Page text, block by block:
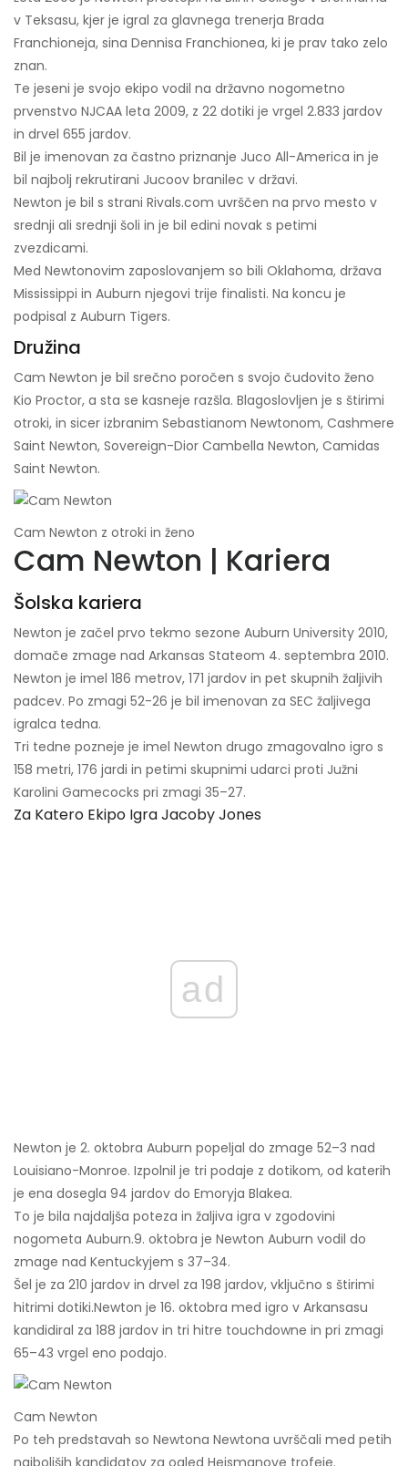
v Teksasu, kjer je igral za glavnega trenerja Brada
Franchioneja, sina Dennisa Franchionea, ki je prav tako zelo
znan.
Te jeseni je svojo ekipo vodil na državno nogometno
prvenstvo NJCAA leta 2009, z 22 dotiki je vrgel 2.833 jardov
in drvel 655 jardov.
Bil je imenovan za častno priznanje Juco All-America in je
bil najbolj rekrutirani Jucoov branilec v državi.
Newton je bil s strani Rivals.com uvrščen na prvo mesto v
srednji ali srednji šoli in je bil edini novak s petimi
zvezdicami.
Med Newtonovim zaposlovanjem so bili Oklahoma, država
Mississippi in Auburn njegovi trije finalisti. Na koncu je
podpisal z Auburn Tigers.
Družina
Cam Newton je bil srečno poročen s svojo čudovito ženo
Kio Proctor, a sta se kasneje razšla. Blagoslovljen je s štirimi
otroki, in sicer izbranim Sebastianom Newtonom, Cashmere
Saint Newton, Sovereign-Dior Cambella Newton, Camidas
Saint Newton.
Cam Newton z otroki in ženo
Cam Newton | Kariera
Šolska kariera
Newton je začel prvo tekmo sezone Auburn University 2010,
domače zmage nad Arkansas Stateom 4. septembra 2010.
Newton je imel 186 metrov, 171 jardov in pet skupnih žaljivih
padcev. Po zmagi 52-26 je bil imenovan za SEC žaljivega
igralca tedna.
Tri tedne pozneje je imel Newton drugo zmagovalno igro s
158 metri, 176 jardi in petimi skupnimi udarci proti Južni
Karolini Gamecocks pri zmagi 35–27.
Za Katero Ekipo Igra Jacoby Jones
ad
Newton je 2. oktobra Auburn popeljal do zmage 52–3 nad
Louisiano-Monroe. Izpolnil je tri podaje z dotikom, od katerih
je ena dosegla 94 jardov do Emoryja Blakea.
To je bila najdaljša poteza in žaljiva igra v zgodovini
nogometa Auburn.9. oktobra je Newton Auburn vodil do
zmage nad Kentuckyjem s 37–34.
Šel je za 210 jardov in drvel za 198 jardov, vključno s štirimi
hitrimi dotiki.Newton je 16. oktobra med igro v Arkansasu
kandidiral za 188 jardov in tri hitre touchdowne in pri zmagi
65–43 vrgel eno podajo.
Cam Newton
Po teh predstavah so Newtona Newtona uvrščali med petih